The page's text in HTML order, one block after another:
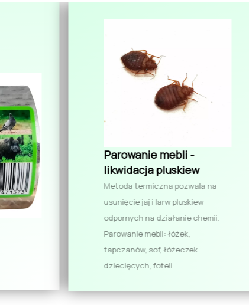
Parowanie mebli -
likwidacja pluskiew
Metoda termiczna pozwala na
usunięcie jaj i larw pluskiew
odpornych na działanie chemii.
Parowanie mebli: łóżek,
tapczanów, sof, łóżeczek
dziecięcych, foteli